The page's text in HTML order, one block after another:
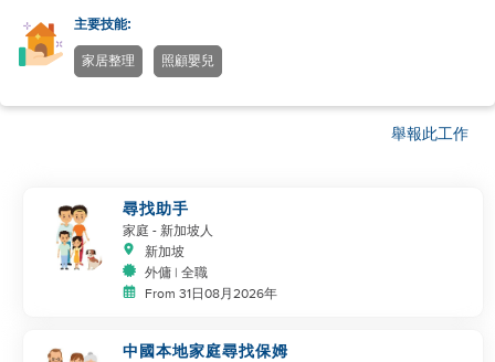
主要技能:
家居整理 照顧嬰兒
舉報此工作
尋找助手
家庭 - 新加坡人
新加坡
外傭 | 全職
From 31日08月2026年
中國本地家庭尋找保姆